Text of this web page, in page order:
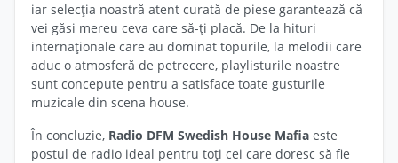
iar selecția noastră atent curată de piese garantează că
vei găsi mereu ceva care să-ți placă. De la hituri
internaționale care au dominat topurile, la melodii care
aduc o atmosferă de petrecere, playlisturile noastre
sunt concepute pentru a satisface toate gusturile
muzicale din scena house.
În concluzie, Radio DFM Swedish House Mafia este
postul de radio ideal pentru toți cei care doresc să fie